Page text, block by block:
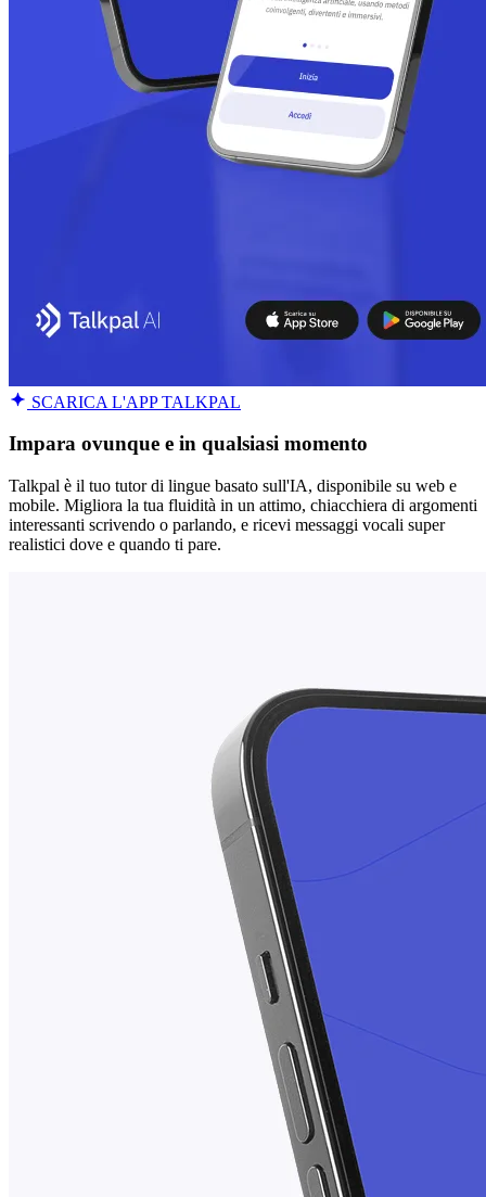
SCARICA L'APP TALKPAL
Impara ovunque e in qualsiasi momento
Talkpal è il tuo tutor di lingue basato sull'IA, disponibile su web e
mobile. Migliora la tua fluidità in un attimo, chiacchiera di argomenti
interessanti scrivendo o parlando, e ricevi messaggi vocali super
realistici dove e quando ti pare.